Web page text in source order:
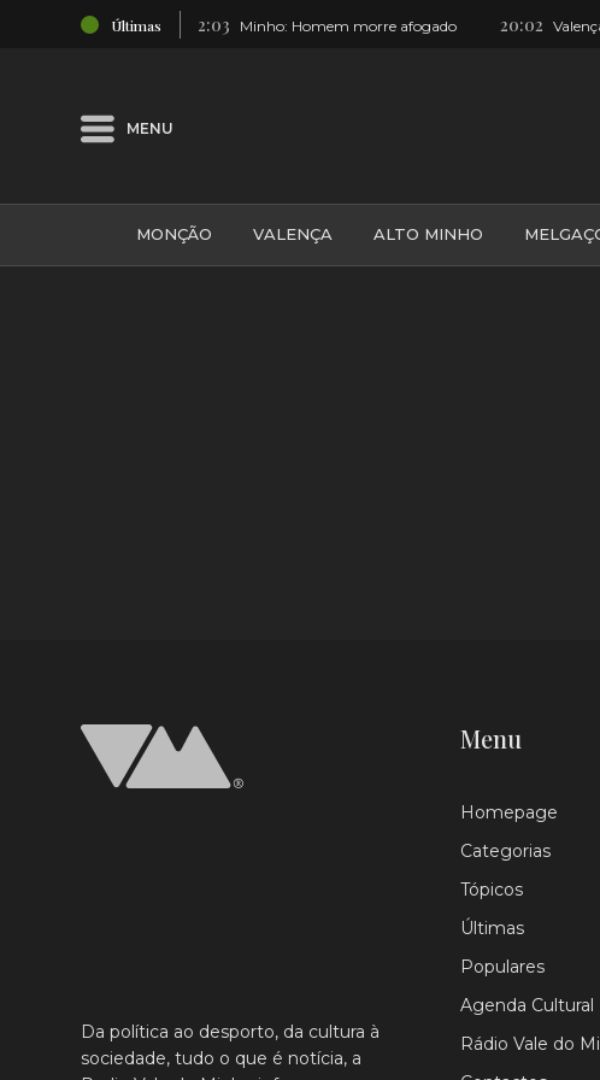
Últimas
incêndios 22:03 Minho: Homem morre afogado 20:02 Valença:
MENU
MONÇÃO VALENÇA ALTO MINHO
Da política ao desporto, da cultura à
sociedade, tudo o que é notícia, a
Menu
Homepage
Categorias
Tópicos
Últimas
Populares
Agenda Cultural
Rádio Vale do